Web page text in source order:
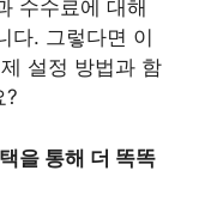
수수료에 대해
다. 그렇다면 이
설정 방법과 함
?
을 통해 더 똑똑